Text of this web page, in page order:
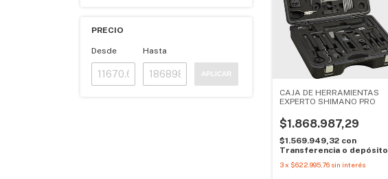
PRECIO
Desde Hasta
APLICAR
CAJA DE HERRAMIENTAS
EXPERTO SHIMANO PRO
$1.868.987,29
$1.569.949,32 con
Transferencia o depósito
3x $622.995,76 sin interés